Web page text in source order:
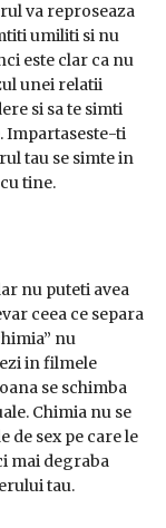
va reproseaza
umiliti si nu
este clar ca nu
unei relatii
si sa te simti
Impartaseste-ti
tau se simte in
tine.
nu puteti avea
ceea ce separa
nu
in filmele
se schimba
Chimia nu se
de sex pe care le
mai degraba
tau.